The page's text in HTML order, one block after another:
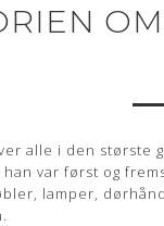
alle i den
var først og
lamper,